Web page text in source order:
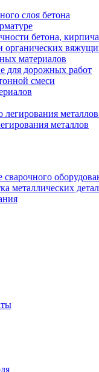
слоя бетона
бетона,
органических
материалов
для дорожных работ
смеси
металлов
металлических